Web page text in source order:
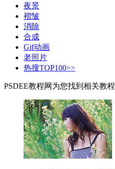
夜景
褶皱
消除
合成
Gif动画
老照片
热搜TOP100>>
PSDEE教程网为您找到相关教程